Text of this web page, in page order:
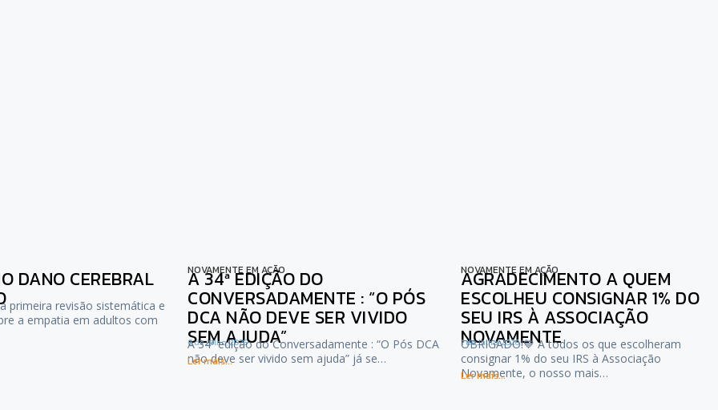
DANO CEREBRAL
primeira revisão sistemática e
a empatia em adultos com
NOVAMENTE EM AÇÃO
A 34ª EDIÇÃO DO
CONVERSADAMENTE : “O PÓS
DCA NÃO DEVE SER VIVIDO
SEM AJUDA”
6 de Julho, 2026
A 34ª edição do Conversadamente : “O Pós DCA
não deve ser vivido sem ajuda” já se…
Ler mais...
NOVAMENTE EM AÇÃO
AGRADECIMENTO A QUEM
ESCOLHEU CONSIGNAR 1% DO
SEU IRS À ASSOCIAÇÃO
NOVAMENTE
1 de Julho, 2026
OBRIGADO!💙 A todos os que escolheram
consignar 1% do seu IRS à Associação
Novamente, o nosso mais…
Ler mais...